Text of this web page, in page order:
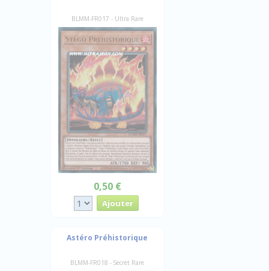
BLMM-FR017 - Ultra Rare
0,50 €
Astéro Préhistorique
BLMM-FR018 - Secret Rare